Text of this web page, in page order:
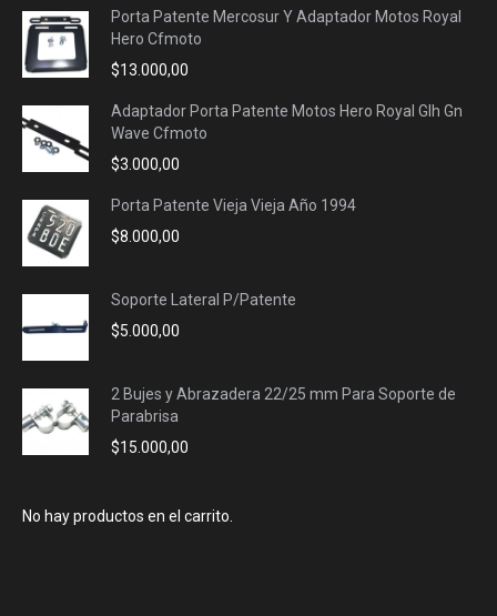
Porta Patente Mercosur Y Adaptador Motos Royal
Hero Cfmoto
$13.000,00
Adaptador Porta Patente Motos Hero Royal Glh Gn
Wave Cfmoto
$3.000,00
Porta Patente Vieja Vieja Año 1994
$8.000,00
Soporte Lateral P/Patente
$5.000,00
2 Bujes y Abrazadera 22/25 mm Para Soporte de
Parabrisa
$15.000,00
No hay productos en el carrito.